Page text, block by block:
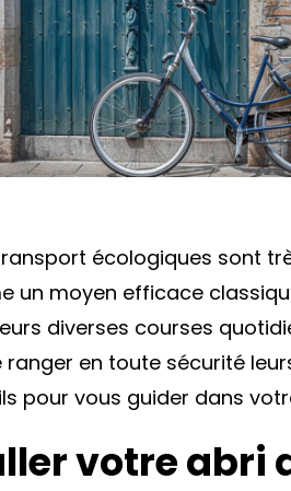
écologiques sont
un moyen efficace
diverses courses
en toute sécurité
pour vous guider dans
votre abri